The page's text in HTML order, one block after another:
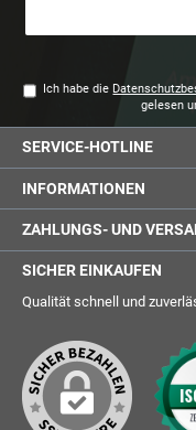
Ich habe die
gelesen
SERVICE-HOTLINE
INFORMATIONEN
ZAHLUNGS- UND
SICHER EINKAUFEN
Qualität schnell und